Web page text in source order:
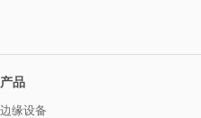
产品
边缘设备